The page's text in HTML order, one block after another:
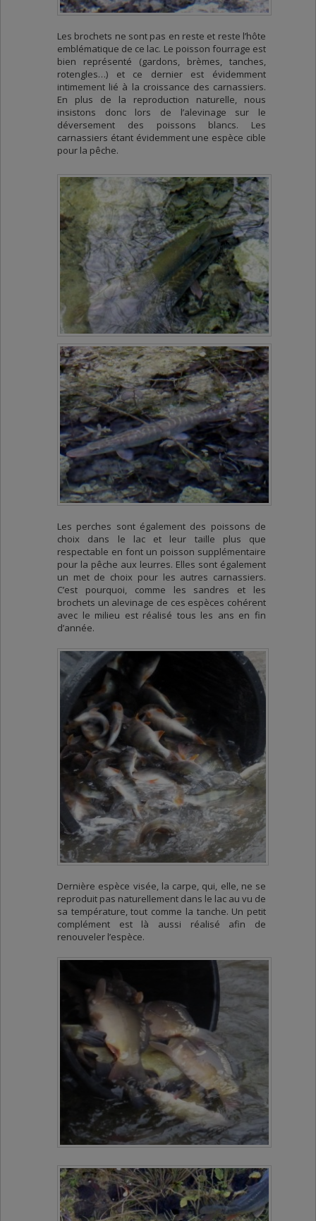
Les brochets ne sont pas en reste et reste l’hôte
emblématique de ce lac. Le poisson fourrage est
bien représenté (gardons, brèmes, tanches,
rotengles…) et ce dernier est évidemment
intimement lié à la croissance des carnassiers.
En plus de la reproduction naturelle, nous
insistons donc lors de l’alevinage sur le
déversement des poissons blancs. Les
carnassiers étant évidemment une espèce cible
pour la pêche.
Les perches sont également des poissons de
choix dans le lac et leur taille plus que
respectable en font un poisson supplémentaire
pour la pêche aux leurres. Elles sont également
un met de choix pour les autres carnassiers.
C’est pourquoi, comme les sandres et les
brochets un alevinage de ces espèces cohérent
avec le milieu est réalisé tous les ans en fin
d’année.
Dernière espèce visée, la carpe, qui, elle, ne se
reproduit pas naturellement dans le lac au vu de
sa température, tout comme la tanche. Un petit
complément est là aussi réalisé afin de
renouveler l’espèce.